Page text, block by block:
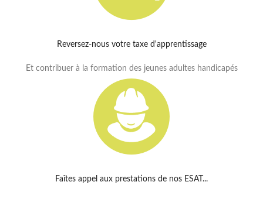
Reversez-nous votre taxe d'apprentissage
Et contribuer à la formation des jeunes adultes handicapés
Faîtes appel aux prestations de nos ESAT...